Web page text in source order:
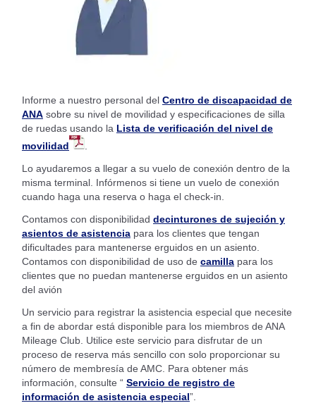
Informe a nuestro personal del Centro de discapacidad de
ANA sobre su nivel de movilidad y especificaciones de silla
de ruedas usando la Lista de verificación del nivel de
movilidad
Lo ayudaremos a llegar a su vuelo de conexión dentro de la
misma terminal. Infórmenos si tiene un vuelo de conexión
cuando haga una reserva o haga el check-in.
Contamos con disponibilidad decinturones de sujeción y
asientos de asistencia para los clientes que tengan
dificultades para mantenerse erguidos en un asiento.
Contamos con disponibilidad de uso de camilla para los
clientes que no puedan mantenerse erguidos en un asiento
del avión
Un servicio para registrar la asistencia especial que necesite
a fin de abordar está disponible para los miembros de ANA
Mileage Club. Utilice este servicio para disfrutar de un
proceso de reserva más sencillo con solo proporcionar su
número de membresía de AMC. Para obtener más
información, consulte “ Servicio de registro de
información de asistencia especial”.